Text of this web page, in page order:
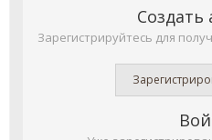
Создать
Зарегистрируйтесь для